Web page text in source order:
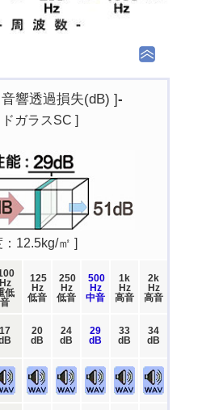
響透過損失(dB) ]-
ガラスSC ]
：12.5kg/㎡ ]
Hz
低
音
125
Hz
低音
250
Hz
低音
500
Hz
中音
1k
Hz
高音
2k
Hz
高音
17
20
dB
24
dB
29
dB
33
dB
34
dB